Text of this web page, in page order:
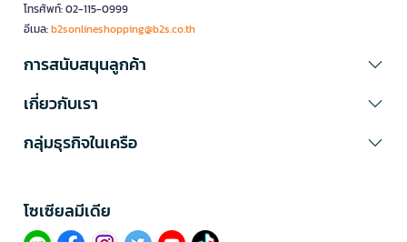
โทรศัพท์: 02-115-0999
อีเมล:b2sonlineshopping@b2s.co.th
การสนับสนุนลูกค้า
เกี่ยวกับเรา
กลุ่มธุรกิจในเครือ
โซเซียลมีเดีย​